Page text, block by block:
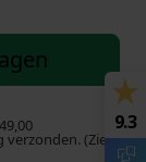
d
i
g
verzonden. (Zie
9.3